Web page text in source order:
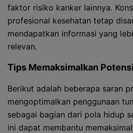
faktor risiko kanker lainnya.
profesional kesehatan tetap
mendapatkan informasi yang
relevan.
Tips Memaksimalkan
Berikut adalah beberapa saran
mengoptimalkan penggunaan
sebagai bagian dari pola hidup
ini dapat membantu